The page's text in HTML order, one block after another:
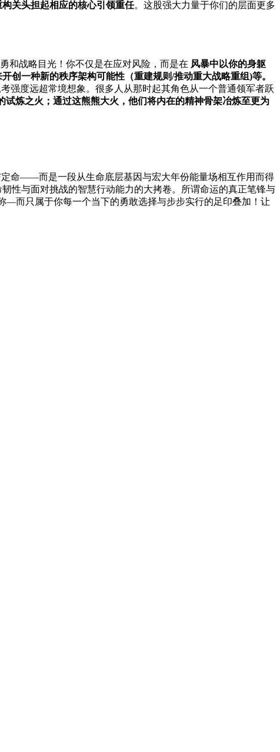
关头担起相应的核心引领重任。这股强大力量于你们的层面更多
和战略目光！你不仅是在应对风险，而是在 风暴中以你的身躯
一种新的秩序架构可能性（重建规则/推动重大战略重组)等。
强度远超常境想象。很多人从那时起其角色从一个普通领军者跃
试炼之火；通过这熊熊大火，他们将内在的精神骨架冶炼至更为
命——而是一段从生命底层基因与宏大年份能量场相互作用而得
性与面对挑战的智慧行动能力的大拷卷。所谓命运的真正笔锋与
—而只属于你每一个当下的勇敢选择与步步实行的足印叠加！让